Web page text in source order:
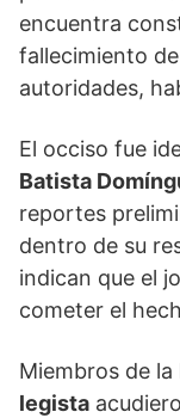
encuentra
fallecimiento
autoridades,
El occiso fue
Batista
reportes
dentro de su
indican que el
cometer el
Miembros de la
legista